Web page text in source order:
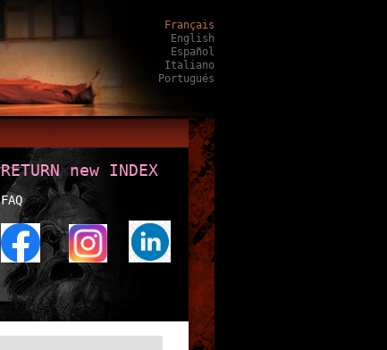
Français
English
Español
Italiano
Portugués
RETURN new INDEX
FAQ